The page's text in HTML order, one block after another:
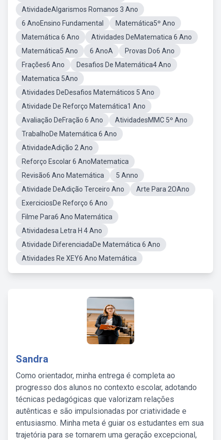
AtividadeAlgarismos Romanos 3 Ano
6 AnoEnsino Fundamental
Matemática5º Ano
Matemática 6 Ano
Atividades DeMatematica 6 Ano
Matemática5 Ano
6 AnoA
Provas Do6 Ano
Frações6 Ano
Desafios De Matemática4 Ano
Matematica 5Ano
Atividades DeDesafios Matemáticos 5 Ano
Atividade De Reforço Matemática1 Ano
Avaliação DeFração 6 Ano
AtividadesMMC 5º Ano
TrabalhoDe Matemática 6 Ano
AtividadeAdição 2 Ano
Reforço Escolar 6 AnoMatematica
Revisão6 Ano Matemática
5 Anno
Atividade DeAdição Terceiro Ano
Arte Para 2OAno
ExerciciosDe Reforço 6 Ano
Filme Para6 Ano Matemática
Atividadesa Letra H 4 Ano
Atividade DiferenciadaDe Matemática 6 Ano
Atividades Re XEY6 Ano Matemática
Sandra
Como orientador, minha entrega é completa ao
progresso dos alunos no contexto escolar, adotando
técnicas pedagógicas que valorizam relações
autênticas e são impulsionadas por criatividade e
entusiasmo. Minha meta é guiar os estudantes em sua
trajetória para se tornarem uma geração excepcional,